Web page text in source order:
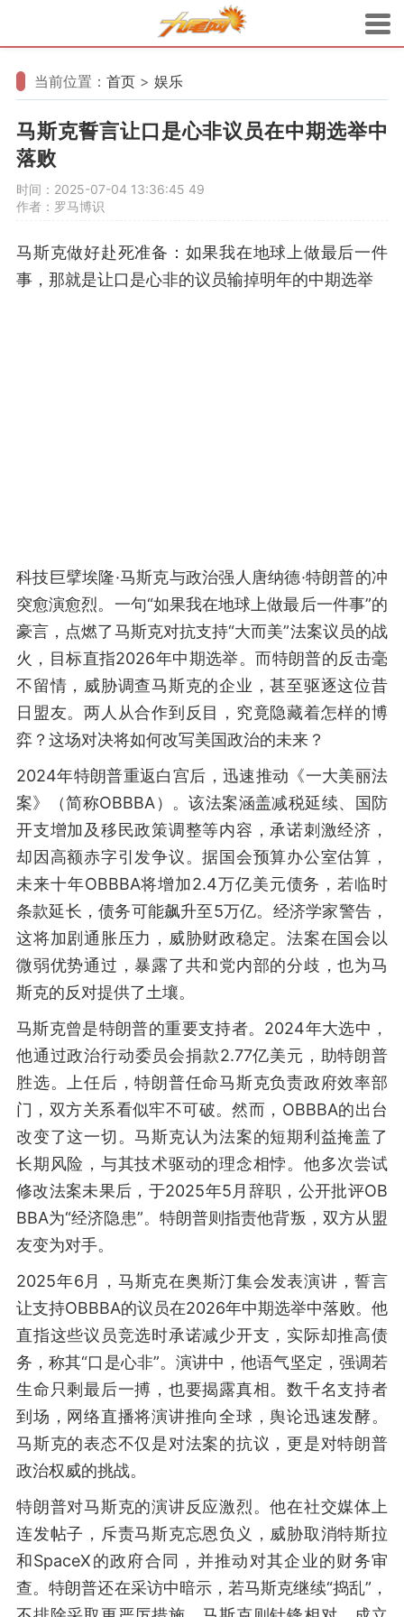
当前位置： 首页 > 娱乐
马斯克誓言让口是心非议员在中期选举中
落败
时间：2025-07-04 13:36:45 49
作者：罗马博识
马斯克做好赴死准备：如果我在地球上做最后一件
事，那就是让口是心非的议员输掉明年的中期选举
科技巨擘埃隆·马斯克与政治强人唐纳德·特朗普的冲
突愈演愈烈。一句“如果我在地球上做最后一件事”的
豪言，点燃了马斯克对抗支持“大而美”法案议员的战
火，目标直指2026年中期选举。而特朗普的反击毫
不留情，威胁调查马斯克的企业，甚至驱逐这位昔
日盟友。两人从合作到反目，究竟隐藏着怎样的博
弈？这场对决将如何改写美国政治的未来？
2024年特朗普重返白宫后，迅速推动《一大美丽法
案》（简称OBBBA）。该法案涵盖减税延续、国防
开支增加及移民政策调整等内容，承诺刺激经济，
却因高额赤字引发争议。据国会预算办公室估算，
未来十年OBBBA将增加2.4万亿美元债务，若临时
条款延长，债务可能飙升至5万亿。经济学家警告，
这将加剧通胀压力，威胁财政稳定。法案在国会以
微弱优势通过，暴露了共和党内部的分歧，也为马
斯克的反对提供了土壤。
马斯克曾是特朗普的重要支持者。2024年大选中，
他通过政治行动委员会捐款2.77亿美元，助特朗普
胜选。上任后，特朗普任命马斯克负责政府效率部
门，双方关系看似牢不可破。然而，OBBBA的出台
改变了这一切。马斯克认为法案的短期利益掩盖了
长期风险，与其技术驱动的理念相悖。他多次尝试
修改法案未果后，于2025年5月辞职，公开批评OB
BBA为“经济隐患”。特朗普则指责他背叛，双方从盟
友变为对手。
2025年6月，马斯克在奥斯汀集会发表演讲，誓言
让支持OBBBA的议员在2026年中期选举中落败。他
直指这些议员竞选时承诺减少开支，实际却推高债
务，称其“口是心非”。演讲中，他语气坚定，强调若
生命只剩最后一搏，也要揭露真相。数千名支持者
到场，网络直播将演讲推向全球，舆论迅速发酵。
马斯克的表态不仅是对法案的抗议，更是对特朗普
政治权威的挑战。
特朗普对马斯克的演讲反应激烈。他在社交媒体上
连发帖子，斥责马斯克忘恩负义，威胁取消特斯拉
和SpaceX的政府合同，并推动对其企业的财务审
查。特朗普还在采访中暗示，若马斯克继续“捣乱”，